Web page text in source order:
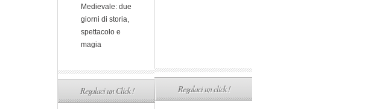
Medievale: due
giorni di storia,
spettacolo e
magia
Regalaci un Click ! Regalaci un click !